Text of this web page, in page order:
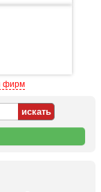
фирм